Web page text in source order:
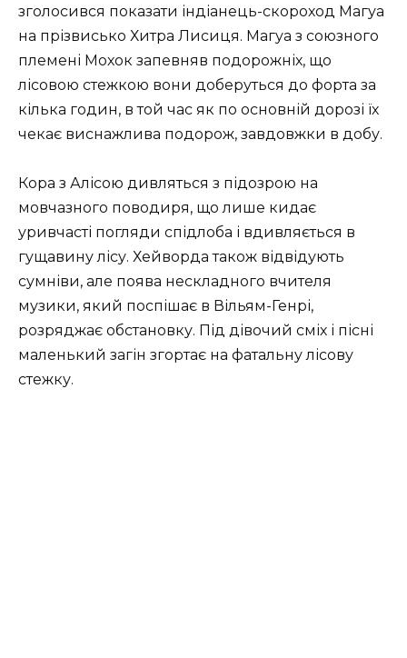
зголосився показати індіанець-скороход Магуа
на прізвисько Хитра Лисиця. Магуа з союзного
племені Мохок запевняв подорожніх, що
лісовою стежкою вони доберуться до форта за
кілька годин, в той час як по основній дорозі їх
чекає виснажлива подорож, завдовжки в добу.
Кора з Алісою дивляться з підозрою на
мовчазного поводиря, що лише кидає
уривчасті погляди спідлоба і вдивляється в
гущавину лісу. Хейворда також відвідують
сумніви, але поява нескладного вчителя
музики, який поспішає в Вільям-Генрі,
розряджає обстановку. Під дівочий сміх і пісні
маленький загін згортає на фатальну лісову
стежку.